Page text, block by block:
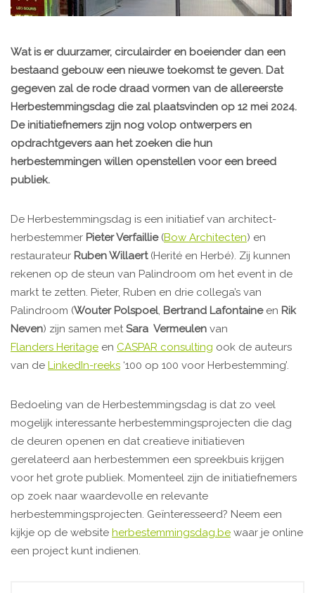
Wat is er duurzamer, circulairder en boeiender dan een
bestaand gebouw een nieuwe toekomst te geven. Dat
gegeven zal de rode draad vormen van de allereerste
Herbestemmingsdag die zal plaatsvinden op 12 mei 2024.
De initiatiefnemers zijn nog volop ontwerpers en
opdrachtgevers aan het zoeken die hun
herbestemmingen willen openstellen voor een breed
publiek.
De Herbestemmingsdag is een initiatief van architect-
herbestemmer Pieter Verfaillie(Bow Architecten) en
restaurateur Ruben Willaert(Herité en Herbé). Zij kunnen
rekenen op de steun van Palindroom om het event in de
markt te zetten. Pieter, Ruben en drie collega’s van
Palindroom (Wouter Polspoel, Bertrand Lafontaineen Rik
Neven) zijn samen metSara Vermeulen van
Flanders Heritage en CASPAR consulting ook de auteurs
van de LinkedIn-reeks ‘100 op 100 voor Herbestemming’.
Bedoeling van de Herbestemmingsdag is dat zo veel
mogelijk interessante herbestemmingsprojecten die dag
de deuren openen en dat creatieve initiatieven
gerelateerd aan herbestemmen een spreekbuis krijgen
voor het grote publiek. Momenteel zijn de initiatiefnemers
op zoek naar waardevolle en relevante
herbestemmingsprojecten. Geïnteresseerd? Neem een
kijkje op de website herbestemmingsdag.be waar je online
een project kunt indienen.